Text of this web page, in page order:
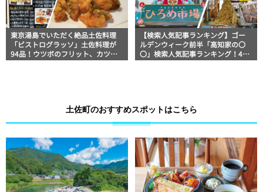
東京湯島でいただく絶品土佐料理
「ビストログラッソ」土佐料理が
94品！ウツボのフリット、カツオ
【検索人気記事ランキング】ゴー
ルデンウィーク前半「高知家の〇
〇」検索人気記事ランキング！4月
土佐町のおすすめスポットはこちら